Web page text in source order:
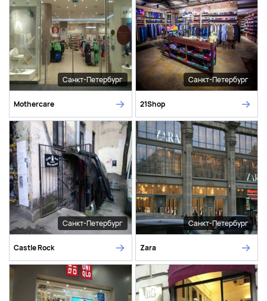
Санкт-Петербург
Mothercare
Санкт-Петербург
21Shop
Санкт-Петербург
Castle Rock
Санкт-Петербург
Zara